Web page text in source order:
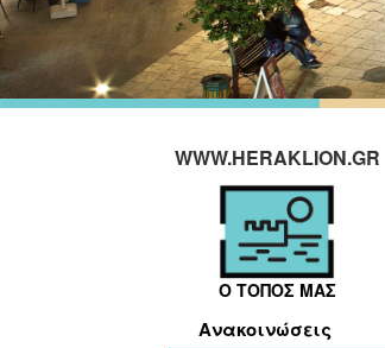
WWW.HERAKLION.GR
Ο ΤΟΠΟΣ ΜΑΣ
Ανακοινώσεις